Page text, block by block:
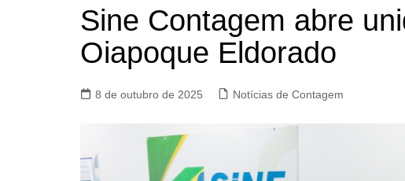
Sine Contagem abre
Oiapoque Eldorado
8 de outubro de 2025 Notícias de Contagem